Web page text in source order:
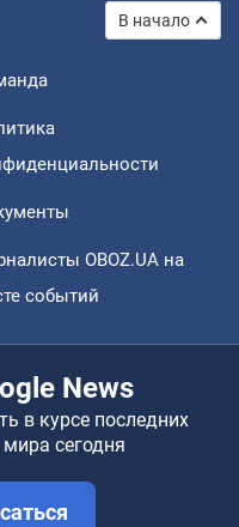
В начало
OBOZ.UA на
событий
News
в курсе последних
сегодня